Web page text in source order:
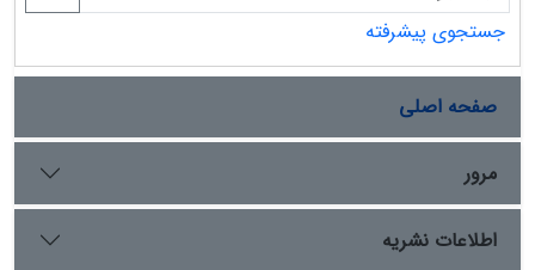
جستجوی پیشرفته
صفحه اصلی
مرور
اطلاعات نشریه